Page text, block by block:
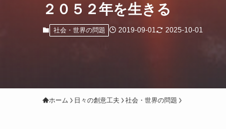
２０５２年を生きる
社会・世界の問題 2019-09-01 2025-10-01
ホーム 日々の創意工夫 社会・世界の問題